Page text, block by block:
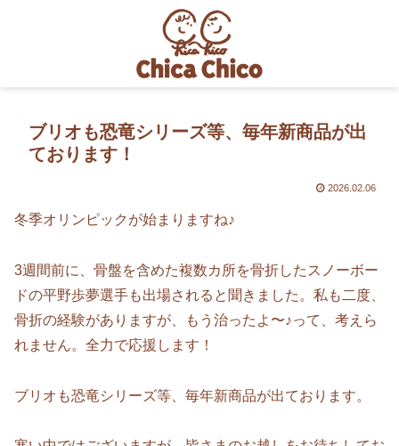
ブリオも恐竜シリーズ等、毎年新商品が出
ております！
2026.02.06
冬季オリンピックが始まりますね♪
3週間前に、骨盤を含めた複数カ所を骨折したスノーボー
ドの平野歩夢選手も出場されると聞きました。私も二度、
骨折の経験がありますが、もう治ったよ〜♪って、考えら
れません。全力で応援します！
ブリオも恐竜シリーズ等、毎年新商品が出ております。